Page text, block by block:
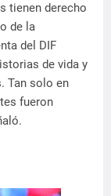
tienen derecho
de la
del DIF
de vida y
Tan solo en
fueron